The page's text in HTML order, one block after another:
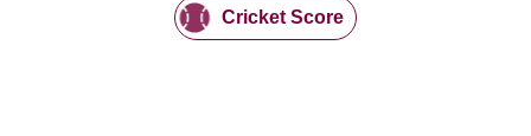
Cricket Score